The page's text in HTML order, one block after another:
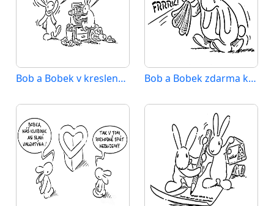
Bob a Bobek v kresleném stylu Bob a Bobek zdarma k tisku